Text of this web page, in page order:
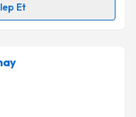
Et
takvimi talebi
almanız için bir
ile bilgilendireceğiz.